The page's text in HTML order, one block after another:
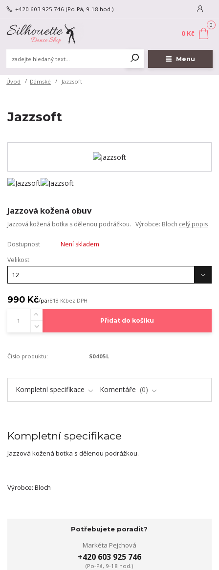
Menu
+420 603 925 746 (Po-Pá, 9-18 hod.)
0
0 Kč
Úvod Dámské Jazzsoft
Jazzsoft
Jazzová kožená obuv
Jazzová kožená botka s dělenou podrážkou. Výrobce: Bloch celý popis
Dostupnost
Není skladem
Velikost
990 Kč/pár818 Kčbez DPH
Přidat do košíku
Číslo produktu: S0405L
Kompletní specifikace Komentáře 0
Kompletní specifikace
Jazzová kožená botka s dělenou podrážkou.
Výrobce: Bloch
Potřebujete poradit?
Markéta Pejchová
+420 603 925 746
(Po-Pá, 9-18 hod.)